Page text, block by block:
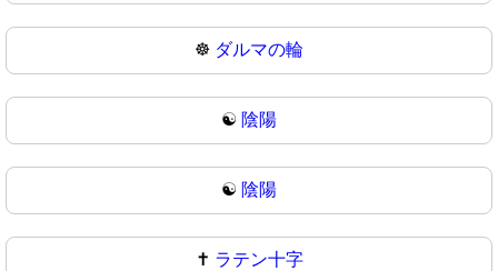
☸ ダルマの輪
☯️ 陰陽
☯ 陰陽
✝️ ラテン十字